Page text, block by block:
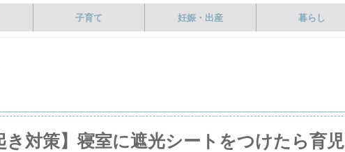
子育て 妊娠・出産 暮らし
き対策】寝室に遮光シートをつけたら育児